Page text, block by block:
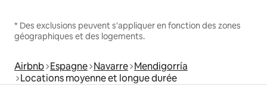
* Des exclusions peuvent s'appliquer en fonction des zones
géographiques et des logements.
Airbnb Espagne Navarre Mendigorría
Locations moyenne et longue durée